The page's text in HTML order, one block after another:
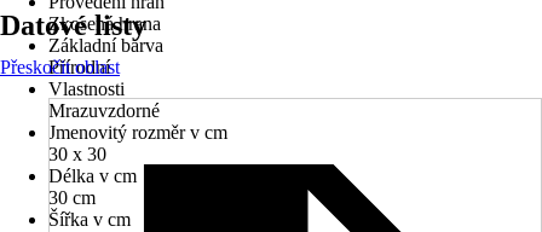
Zkosená hrana
Základní barva
Přírodní
Vlastnosti
Mrazuvzdorné
Jmenovitý rozměr v cm
30 x 30
Délka v cm
30 cm
Šířka v cm
Datové listy
Přeskočit oblast